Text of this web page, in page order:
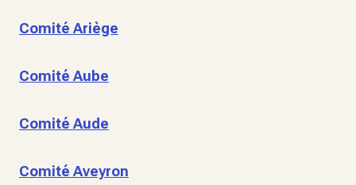
Comité Ariège
Comité Aube
Comité Aude
Comité Aveyron